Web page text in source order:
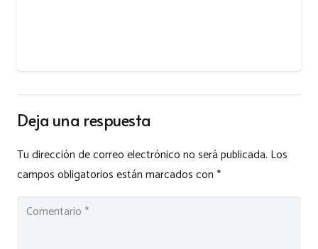
Deja una respuesta
Tu dirección de correo electrónico no será publicada. Los
campos obligatorios están marcados con*